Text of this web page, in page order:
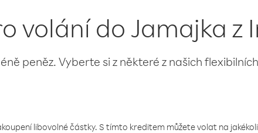
volání do Jamajka z
peněz. Vyberte si z některé z našich
libovolné částky. S tímto kreditem můžete volat na